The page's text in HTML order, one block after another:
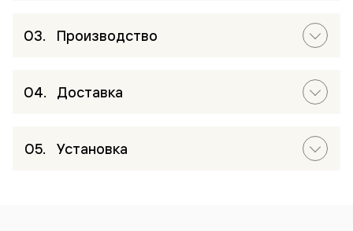
Производство
Доставка
Установка